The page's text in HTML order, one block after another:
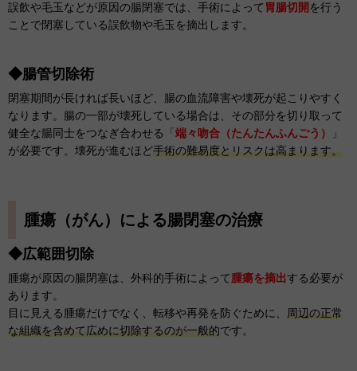
誤飲や毛玉などが原因の腸閉塞では、手術によって 胃腸切開 を行う
ことで閉塞している誤飲物や毛玉を摘出します。
◆腸管切除術
閉塞期間が長ければ長いほど、腸の血流障害や壊死が起こりやすく
なります。腸の一部が壊死している場合は、その部分を切り取って
健全な腸同士をつなぎ合わせる「 端々吻合（たんたんふんごう）
」
が必要です。壊死が進むほど手術の難易度とリスクは高まります。
腫瘍（がん）による腸閉塞の治療
◆広範囲切除
腫瘍が原因の腸閉塞は、外科的手術によって腫瘍を摘出する必要が
あります。
目に見える腫瘍だけでなく、転移や再発を防ぐために、 周辺の正常
な組織を含めて広めに切除するのが一般的です。